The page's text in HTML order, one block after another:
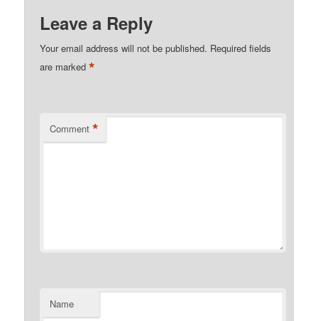
Leave a Reply
Your email address will not be published. Required fields
are marked*
Comment *
Name